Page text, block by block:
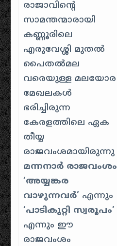
രാജാവിന്റെ
സാമന്തന്മാരായി
കണ്ണൂരിലെ
എരുവേശ്ശി മുതൽ
പൈതൽമല
വരെയുള്ള മലയോര
മേഖലകൾ
ഭരിച്ചിരുന്ന
കേരളത്തിലെ ഏക
തീയ്യ
രാജവംശമായിരുന്നു
മന്നനാർ രാജവംശം
‘അയ്യങ്കര
വാഴുന്നവർ’ എന്നും
‘പാടികുറ്റി സ്വരൂപം’
എന്നും ഈ
രാജവംശം